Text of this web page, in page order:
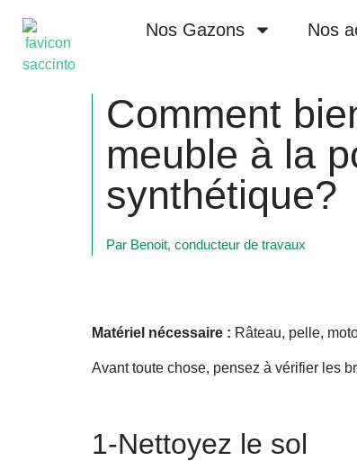
Nos Gazons Nos
Comment
meuble à la
synthétique?
Par Benoit, conducteur de travaux
Matériel nécessaire : Râteau, pelle,
Avant toute chose, pensez à vérifier les
1-Nettoyez le sol